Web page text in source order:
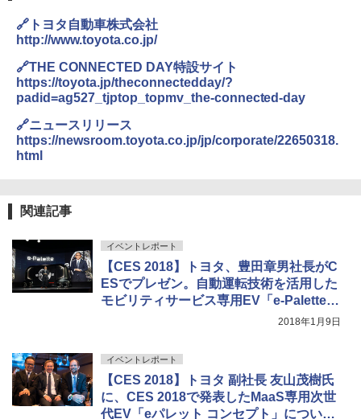
🔗トヨタ自動車株式会社
http://www.toyota.co.jp/
🔗THE CONNECTED DAY特設サイト
https://toyota.jp/theconnectedday/?
padid=ag527_tjptop_topmv_the-connected-day
🔗ニュースリリース
https://newsroom.toyota.co.jp/jp/corporate/22650318.
html
関連記事
イベントレポート
【CES 2018】トヨタ、豊田章男社長がC
ESでプレゼン。自動運転技術を活用した
モビリティサービス専用EV「e-Palette C
2018年1月9日
イベントレポート
【CES 2018】トヨタ 副社長 友山茂樹氏
に、CES 2018で発表したMaaS専用次世
代EV「eパレット コンセプト」について